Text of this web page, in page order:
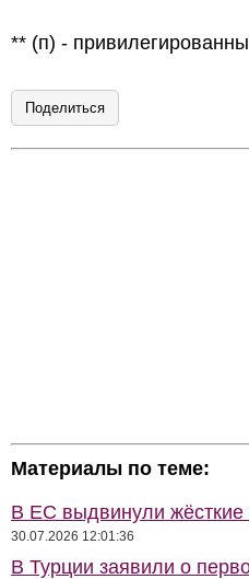
** (п) -
Поделиться
Материалы по теме:
В ЕС выдвинули жёсткие
30.07.2026 12:01:36
В Турции заявили о